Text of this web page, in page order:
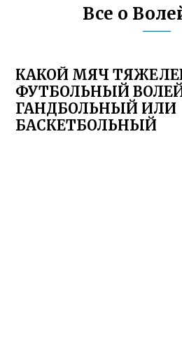
Все о
КАКОЙ МЯЧ
ФУТБОЛЬНЫЙ
ГАНДБОЛЬНЫЙ ИЛИ
БАСКЕТБОЛЬНЫЙ